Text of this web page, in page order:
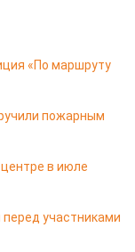
«По маршруту
пожарным
в июле
участниками